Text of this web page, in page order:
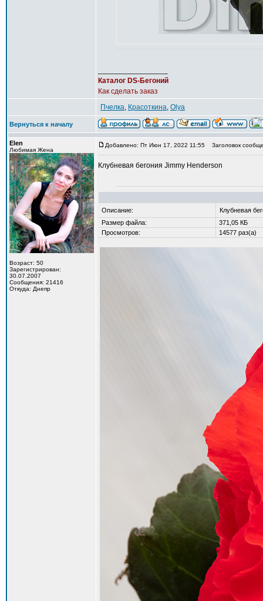
Каталог DS-Бегоний
Как сделать заказ
Пчелка, Красоткина, Olya
Вернуться к началу
Elen
Любимая Жена
Возраст: 50
Зарегистрирован:
30.07.2007
Сообщения: 21416
Откуда: Днепр
Добавлено: Пт Июн 17, 2022 11:55 Заголовок
Клубневая бегония Jimmy Henderson
Описание:
Клубневая
Размер файла:
371,05 КБ
Просмотров:
14577 раз(а)